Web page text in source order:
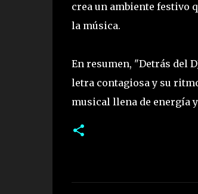
crea un ambiente festivo
la música.
En resumen, "Detrás del
letra contagiosa y su
musical llena de energía